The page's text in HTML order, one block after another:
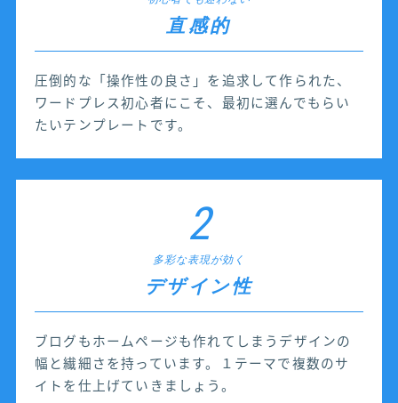
直感的
圧倒的な「操作性の良さ」を追求して作られた、
ワードプレス初心者にこそ、最初に選んでもらい
たいテンプレートです。
2
多彩な表現が効く
デザイン性
ブログもホームページも作れてしまうデザインの
幅と繊細さを持っています。１テーマで複数のサ
イトを仕上げていきましょう。